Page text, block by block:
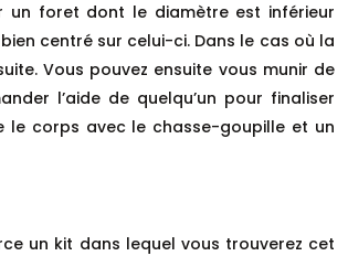
un foret dont le diamètre est inférieur
centré sur celui-ci. Dans le cas où la
Vous pouvez ensuite vous munir de
l’aide de quelqu’un pour finaliser
le corps avec le chasse-goupille et un
un kit dans lequel vous trouverez cet